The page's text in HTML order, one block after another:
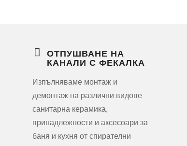
ОТПУШВАНЕ НА
КАНАЛИ С ФЕКАЛКА
Изпълняваме монтаж и
демонтаж на различни видове
санитарна керамика,
принадлежности и аксесоари за
баня и кухня от спирателни